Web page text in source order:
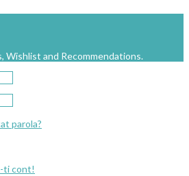
Wishlist and Recommendations.
parola?
ti cont!